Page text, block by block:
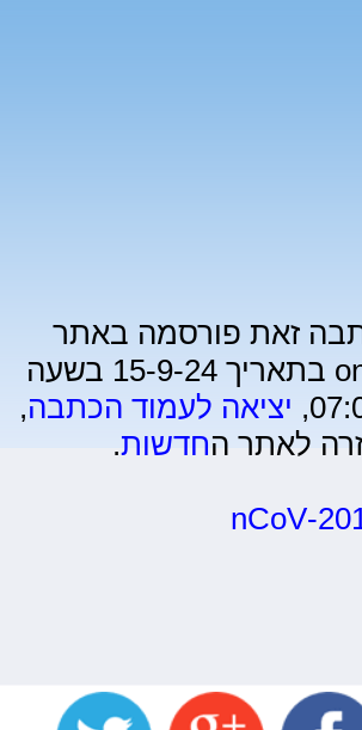
זאת פורסמה באתר
one בתאריך 15-9-24 בשעה
יציאה לעמוד הכתבה,
לאתר החדשות.
2018-